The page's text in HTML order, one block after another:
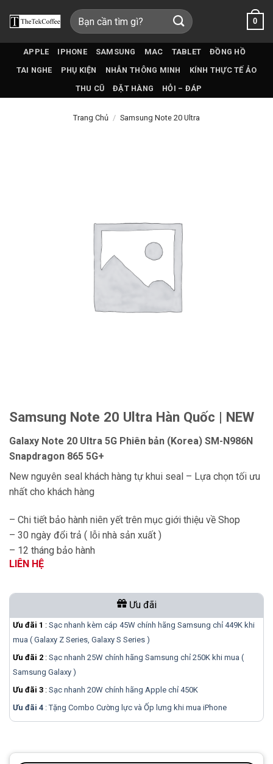
qua
Tìm
kiếm:
0
APPLE IPHONE SAMSUNG MAC TABLET
ĐỒNG HỒ
TAI NGHE
PHỤ KIỆN NHẪN THÔNG MINH
KÍNH THỰC TẾ ẢO
THU CŨ
ĐẶT HÀNG HỎI – ĐÁP
Trang Chủ / Samsung Note 20 Ultra
Samsung Note 20 Ultra Hàn Quốc | NEW
Galaxy Note 20 Ultra 5G Phiên bản (Korea) SM-N986N
Snapdragon 865 5G+
New nguyên seal khách hàng tự khui seal – Lựa chọn tối ưu
nhất cho khách hàng
– Chi tiết bảo hành niên yết trên mục giới thiệu về Shop
– 30 ngày đổi trả ( lỗi nhà sản xuất )
– 12 tháng bảo hành
LIÊN HỆ
Ưu đãi
Ưu đãi 1 : Sạc nhanh kèm cáp 45W chính hãng Samsung chỉ 449K khi
mua ( Galaxy Z Series, Galaxy S Series )
Ưu đãi 2 : Sạc nhanh 25W chính hãng Samsung chỉ 250K khi mua (
Samsung Galaxy )
Ưu đãi 3 : Sạc nhanh 20W chính hãng Apple chỉ 450K
Ưu đãi 4 : Tặng Combo Cường lực và Ốp lưng khi mua iPhone